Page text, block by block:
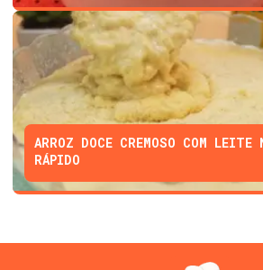
ARROZ DOCE CREMOSO COM
RÁPIDO